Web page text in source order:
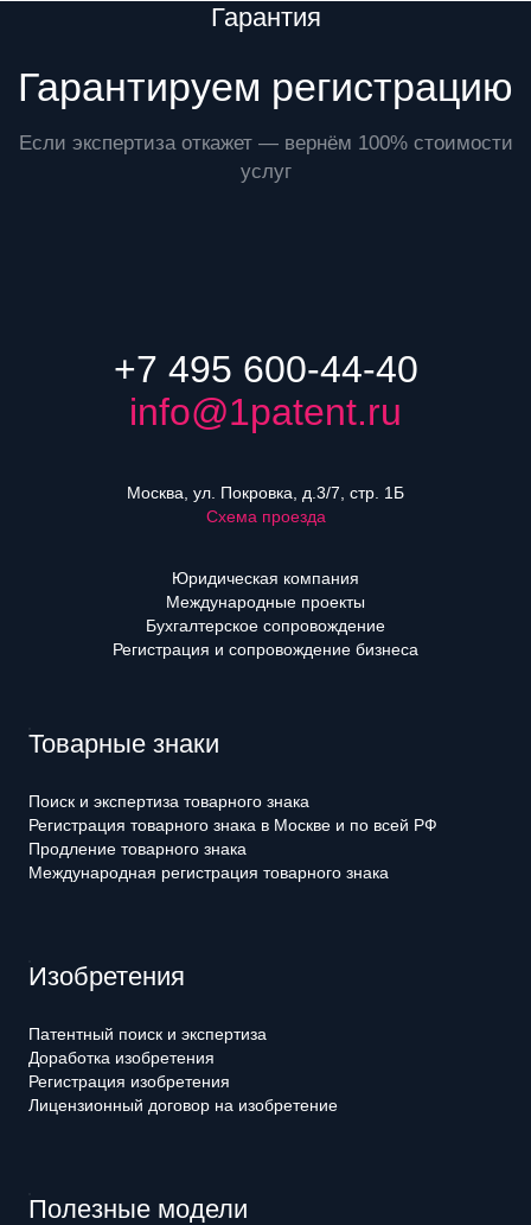
Гарантия
Гарантируем регистрацию
Если экспертиза откажет — вернём 100% стоимости
услуг
+7 495 600-44-40
info@1patent.ru
Москва, ул. Покровка, д.3/7, стр. 1Б
Схема проезда
Юридическая компания
Международные проекты
Бухгалтерское сопровождение
Регистрация и сопровождение бизнеса
Товарные знаки
Поиск и экспертиза товарного знака
Регистрация товарного знака в Москве и по всей РФ
Продление товарного знака
Международная регистрация товарного знака
Изобретения
Патентный поиск и экспертиза
Доработка изобретения
Регистрация изобретения
Лицензионный договор на изобретение
Полезные модели